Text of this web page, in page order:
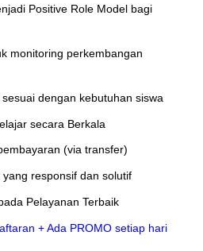
Positive Role Model bagi
monitoring perkembangan
dengan kebutuhan siswa
secara Berkala
(via transfer)
responsif dan solutif
Pelayanan Terbaik
+ Ada PROMO setiap hari